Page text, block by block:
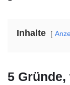
Inhalte
5